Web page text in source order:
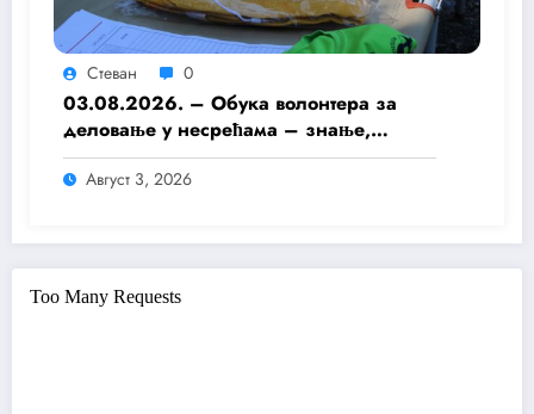
Стеван 0
03.08.2026. – Обука волонтера за
деловање у несрећама – знање,
припремљеност и хуманост као темељ
безбедније заједнице
Август 3, 2026